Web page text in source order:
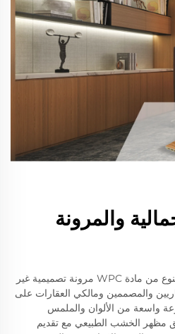
والمرونة
يقدم لوح الجدران الخارجي المصنوع من مادة WPC مرونة تصميمية غير
والمصممين ومالكي العقارات على
واسعة من الألوان والملمس
مظهر الخشب الطبيعي مع تقديم